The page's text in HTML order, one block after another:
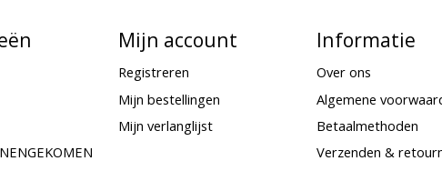
Mijn account
Registreren
Mijn bestellingen
Mijn verlanglijst
Informatie
Over ons
Algemene
Betaalmethoden
Verzenden &